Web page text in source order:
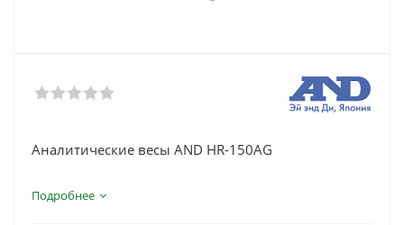
Аналитические весы AND HR-150AG
Подробнее